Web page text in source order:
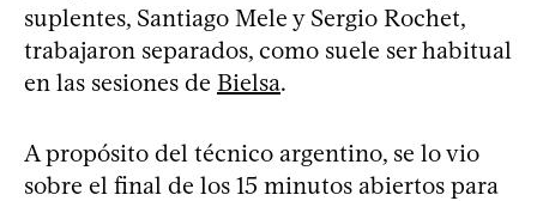
suplentes, Santiago Mele y Sergio Rochet,
trabajaron separados, como suele ser habitual
en las sesiones de Bielsa.
A propósito del técnico argentino, se lo vio
sobre el final de los 15 minutos abiertos para